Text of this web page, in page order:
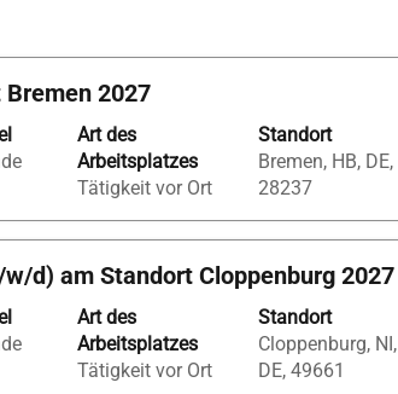
2027
Art des
Arbeitsplatzes
Tätigkeit vor Ort
Standort
Bremen, HB, DE,
28237
d) am Standort Cloppenburg 2027
Art des
Arbeitsplatzes
Tätigkeit vor Ort
Standort
Cloppenburg, NI,
DE, 49661